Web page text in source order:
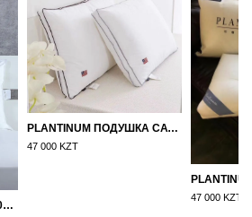
ПОДУШКА PAVIA NANO 50X70
PLANTINUM ПОДУШКА САТИН, ШЕЛК 50Х70
47 000 KZT
47 000 KZT